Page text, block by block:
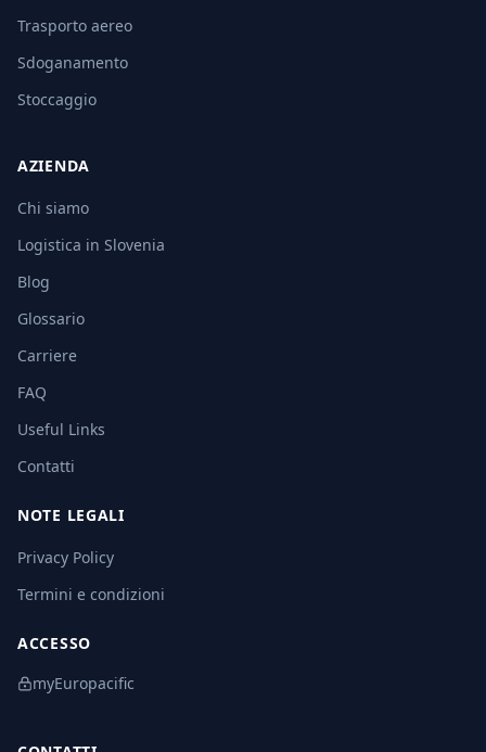
Trasporto aereo
Sdoganamento
Stoccaggio
AZIENDA
Chi siamo
Logistica in Slovenia
Blog
Glossario
Carriere
FAQ
Useful Links
Contatti
NOTE LEGALI
Privacy Policy
Termini e condizioni
ACCESSO
myEuropacific